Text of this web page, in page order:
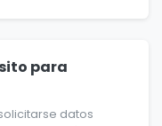
para
datos